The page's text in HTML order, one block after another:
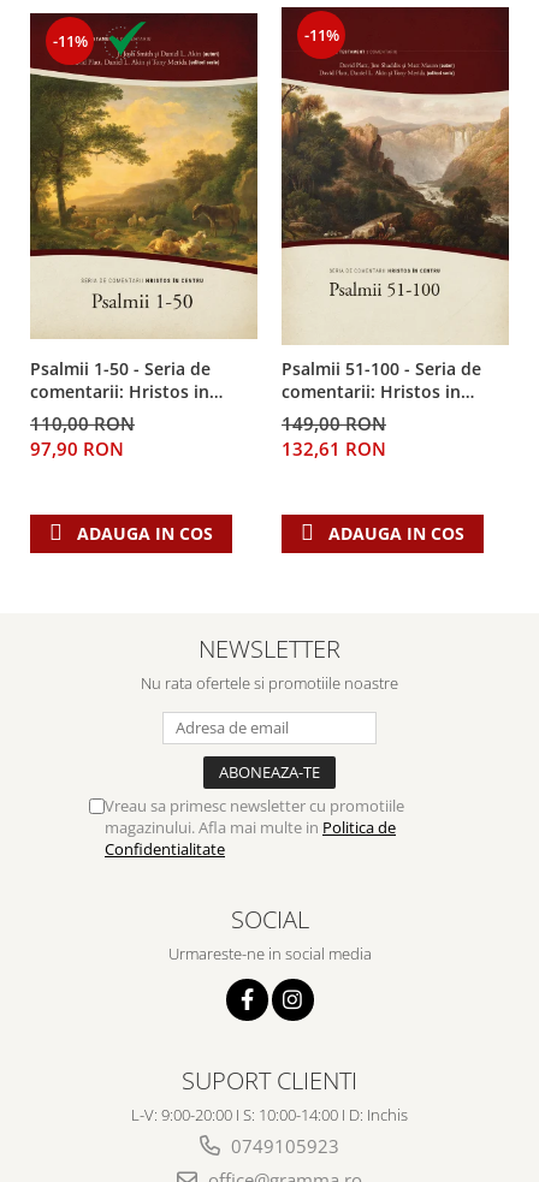
Suferinta
Viata din belsug
Viata de zi cu zi
Despre afaceri
Dezvoltare personala
Leadership
Mediu
Sanatate / nutritie
-11%
Psalmii 1-50 - Seria de
comentarii: Hristos in
centru
110,00 RON
97,90 RON
ADAUGA IN COS
-11%
Psalmii 51-100 - Seria de
comentarii: Hristos in
centru
149,00 RON
132,61 RON
ADAUGA IN COS
NEWSLETTER
Nu rata ofertele si promotiile noastre
Vreau sa primesc newsletter cu promotiile
magazinului. Afla mai multe in Politica de
Confidentialitate
SOCIAL
Urmareste-ne in social media
SUPORT CLIENTI
L-V: 9:00-20:00 I S: 10:00-14:00 I D: Inchis
0749105923